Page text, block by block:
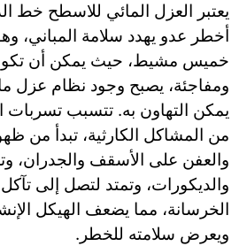
يعتبر العزل المائي للاسطح خط
أخطر عدو يهدد سلامة المباني،
خميس مشيط، حيث يمكن أن تكون
ومفاجئة، يصبح وجود نظام عزل
يمكن التهاون به. تتسبب تسربات
من المشاكل الكارثية، تبدأ من
والعفن على الأسقف والجدران،
والديكورات، وتمتد لتصل إلى
الخرسانة، مما يضعف الهيكل
ويعرض سلامته للخطر.